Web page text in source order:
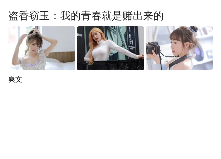
盗香窃玉：我的青春就是赌出来的
爽文